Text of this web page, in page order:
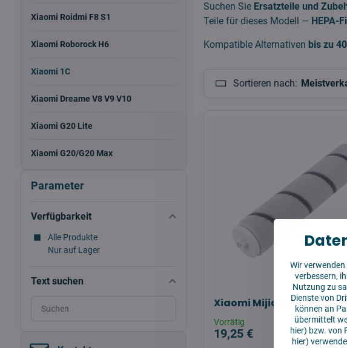
Suchen Sie Ersatzteile und
Teile für dieses Modell — HEPA-
Kompatible Alternativen bis zu
Sortieren nach:
Xiaomi Mijia 1C
Vorrätig
19,25 € In
Parameter
Verfügbarkeit
Alle Produkte
Nur auf Lager
Text suchen
Suchfilterergebnisse
Xiaomi Roidmi F8 S1
Xiaomi Roborock H6
Xiaomi 1C
Xiaomi Dreame V8 V9 V10
Xiaomi G20 Lite
Xiaomi G20/G20 Max
Wir
verbessern,
Nutzung zu
Dienste von
können an
übermittelt
hier) bzw. von
hier)